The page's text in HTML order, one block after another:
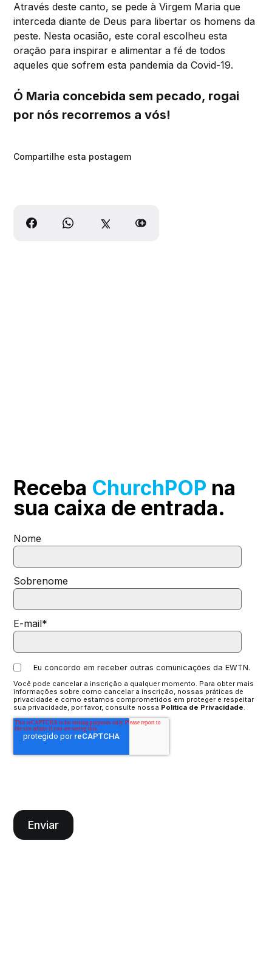
Através deste canto, se pede à Virgem Maria que
interceda diante de Deus para libertar os homens da
peste. Nesta ocasião, este coral escolheu esta
oração para inspirar e alimentar a fé de todos
aqueles que sofrem esta pandemia da Covid-19.
Ó Maria concebida sem pecado, rogai
por nós recorremos a vós!
Compartilhe esta postagem
Receba ChurchPOP na
sua caixa de entrada.
Nome
Sobrenome
E-mail*
Eu concordo em receber outras comunicações da EWTN.
Você pode cancelar a inscrição a qualquer momento. Para obter mais
informações sobre como cancelar a inscrição, nossas práticas de
privacidade e como estamos comprometidos em proteger e respeitar
sua privacidade, por favor, consulte nossa Política de Privacidade.